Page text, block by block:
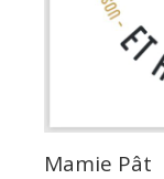
Mamie Pât